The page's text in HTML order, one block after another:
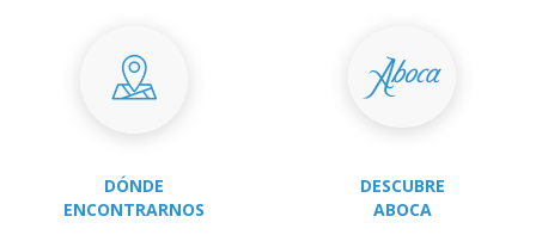
DÓNDE
ENCONTRARNOS
DESCUBRE
ABOCA